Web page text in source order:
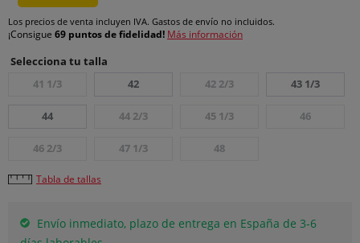
Los precios de venta incluyen IVA. Gastos de envío no incluidos.
¡Consigue 69 puntos de fidelidad! Más información
Selecciona tu talla
41 1/3
42 42 2/3 43 1/3
44 44 2/3 45 1/3 46
46 2/3 47 1/3 48
Tabla de tallas
Envío inmediato, plazo de entrega en España de 3-6